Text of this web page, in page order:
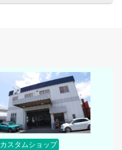
カスタムショップ